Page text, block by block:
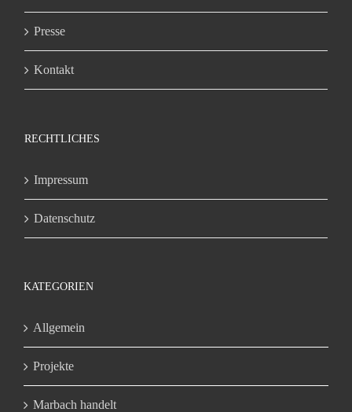
Presse
Kontakt
RECHTLICHES
Impressum
Datenschutz
KATEGORIEN
Allgemein
Projekte
Marbach handelt